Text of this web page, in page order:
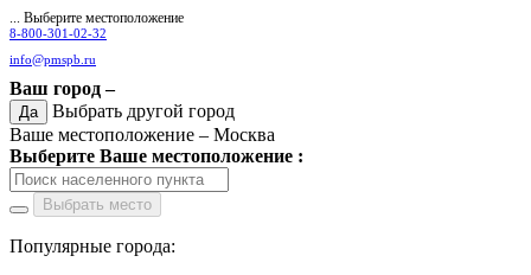
... Выберите местоположение
8-800-301-02-32
info@pmspb.ru
Ваш город –
Да
Выбрать другой город
Ваше местоположение – Москва
Выберите Ваше местоположение :
Выбрать место
Популярные города: